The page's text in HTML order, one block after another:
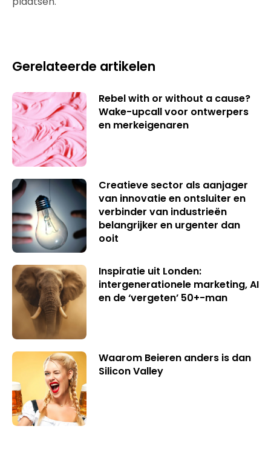
Gerelateerde artikelen
Rebel with or without a cause?
Wake-upcall voor ontwerpers
en merkeigenaren
Creatieve sector als aanjager
van innovatie en ontsluiter en
verbinder van industrieën
belangrijker en urgenter dan
ooit
Inspiratie uit Londen:
intergenerationele marketing, AI
en de ‘vergeten’ 50+-man
Waarom Beieren anders is dan
Silicon Valley